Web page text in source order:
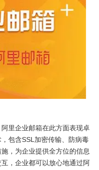
里企业邮箱在此方面表现卓
包含SSL加密传输、防病毒
，为企业提供全方位的信息
，企业都可以放心地通过阿